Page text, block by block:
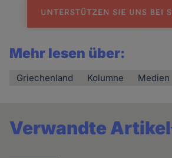
Mehr lesen über:
Griechenland Kolumne Medien
Verwandte Artikel